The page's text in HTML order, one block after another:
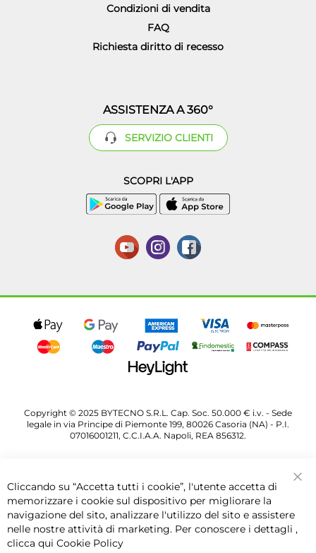
Condizioni di vendita
FAQ
Richiesta diritto di recesso
ASSISTENZA A 360°
SERVIZIO CLIENTI
SCOPRI L'APP
Copyright © 2025 BYTECNO S.R.L. Cap. Soc. 50.000 € i.v. - Sede
legale in via Principe di Piemonte 199, 80026 Casoria (NA) - P.I.
07016001211, C.C.I.A.A. Napoli, REA 856312.
Cliccando su “Accetta tutti i cookie”, l'utente accetta di
memorizzare i cookie sul dispositivo per migliorare la
navigazione del sito, analizzare l'utilizzo del sito e assistere
nelle nostre attività di marketing. Per conoscere i dettagli ,
clicca qui Cookie Policy